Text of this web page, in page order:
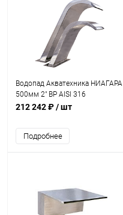
Водопад Акватехника НИАГАРА
500мм 2" ВР AISI 316
(универсал) (AT01.12M)
212 242 ₽/ шт
Подробнее